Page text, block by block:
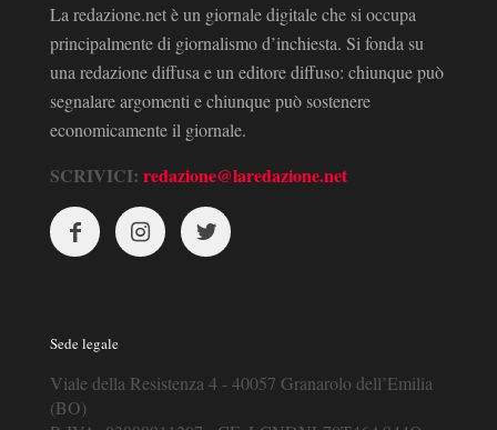
La redazione.net è un giornale digitale che si occupa
principalmente di giornalismo d’inchiesta. Si fonda su
una redazione diffusa e un editore diffuso: chiunque può
segnalare argomenti e chiunque può sostenere
economicamente il giornale.
SCRIVICI: redazione@laredazione.net
Sede legale
Viale della Resistenza 4 - 40057 Granarolo dell’Emilia
(BO)